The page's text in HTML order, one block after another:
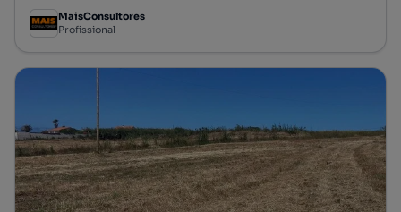
MaisConsultores
Profissional